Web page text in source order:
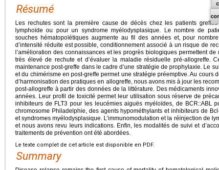
Résumé
Les rechutes sont la première cause de décès chez les patients
lymphoïde ou pour un syndrome myélodysplasique. Le nombre de
souches hématopoïétiques augmente au fil des années et, pour
d’intensité réduite est possible, conditionnement associé à un risque de
l’amélioration des connaissances et les progrès biologiques permettent
très élevé de rechute et d’évaluer la maladie résiduelle pré-allogreffe.
maintenance post-greffe dans le cadre d’une stratégie de prophylaxie. Le
et du chimérisme en post-greffe permet une stratégie préemptive. Au cours
d’harmonisation des pratiques en allogreffe, nous avons mis à jour les
post-allogreffe à partir des données de la littérature. Des médicaments
années. Leur profil de toxicité permet leur utilisation sous réserve de
inhibiteurs de FLT3 pour les leucémies aiguës myéloïdes, de BCR::ABL
chromosome Philadelphie, des agents hypométhylants et inhibiteurs de
et syndromes myélodysplasique. L’immunomodulation et la réinjection de
et nous avons revu leurs indications. Enfin, les modalités de suivi et
traitements de prévention ont été abordées.
Le texte complet de cet article est disponible en PDF.
Summary